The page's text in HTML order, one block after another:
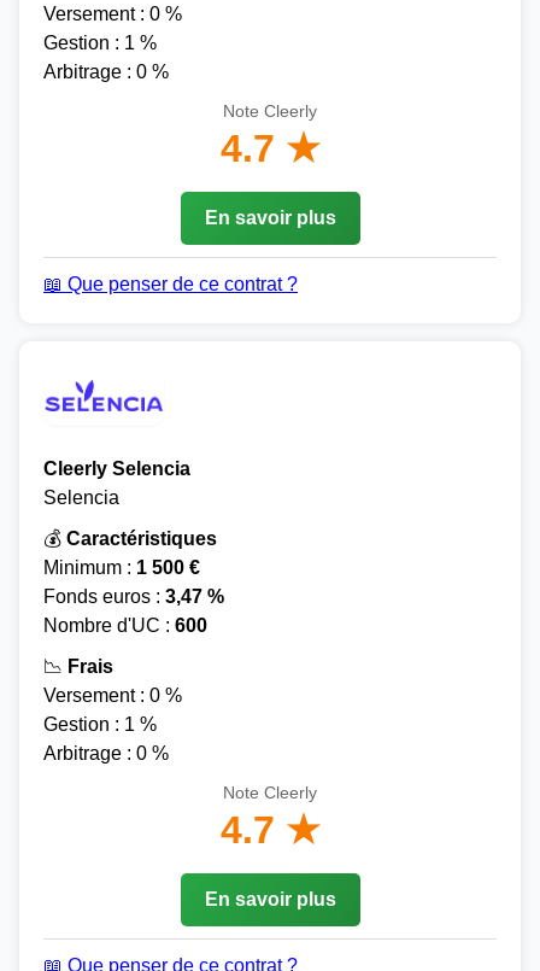
Versement : 0 %
Gestion : 1 %
Arbitrage : 0 %
Note Cleerly
4.7 ★
En savoir plus
📖 Que penser de ce contrat ?
Cleerly Selencia
Selencia
💰 Caractéristiques
Minimum : 1 500 €
Fonds euros : 3,47 %
Nombre d'UC : 600
📉 Frais
Versement : 0 %
Gestion : 1 %
Arbitrage : 0 %
Note Cleerly
4.7 ★
En savoir plus
📖 Que penser de ce contrat ?